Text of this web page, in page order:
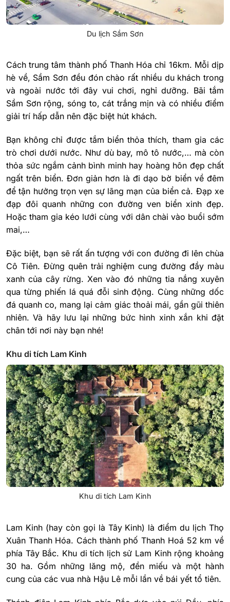
Du lịch Sầm Sơn
Cách trung tâm thành phố Thanh Hóa chỉ 16km. Mỗi dịp
hè về, Sầm Sơn đều đón chào rất nhiều du khách trong
và ngoài nước tới đây vui chơi, nghỉ dưỡng. Bãi tắm
Sầm Sơn rộng, sóng to, cát trắng mịn và có nhiều điểm
giải trí hấp dẫn nên đặc biệt hút khách.
Bạn không chỉ được tắm biển thỏa thích, tham gia các
trò chơi dưới nước. Như dù bay, mô tô nước,… mà còn
thỏa sức ngắm cảnh bình minh hay hoàng hôn đẹp chất
ngất trên biển. Đơn giản hơn là đi dạo bờ biển về đêm
để tận hưởng trọn vẹn sự lãng mạn của biển cả. Đạp xe
đạp đôi quanh những con đường ven biển xinh đẹp.
Hoặc tham gia kéo lưới cùng với dân chài vào buổi sớm
mai,…
Đặc biệt, bạn sẽ rất ấn tượng với con đường đi lên chùa
Cô Tiên. Đừng quên trải nghiệm cung đường đầy màu
xanh của cây rừng. Xen vào đó những tia nắng xuyên
qua từng phiến lá quá đỗi sinh động. Cùng những dốc
đá quanh co, mang lại cảm giác thoải mái, gần gũi thiên
nhiên. Và hãy lưu lại những bức hình xinh xắn khi đặt
chân tới nơi này bạn nhé!
Khu di tích Lam Kinh
Khu di tích Lam Kinh
Lam Kinh (hay còn gọi là Tây Kinh) là điểm du lịch Thọ
Xuân Thanh Hóa. Cách thành phố Thanh Hoá 52 km về
phía Tây Bắc. Khu di tích lịch sử Lam Kinh rộng khoảng
30 ha. Gồm những lăng mộ, đền miếu và một hành
cung của các vua nhà Hậu Lê mỗi lần về bái yết tổ tiên.